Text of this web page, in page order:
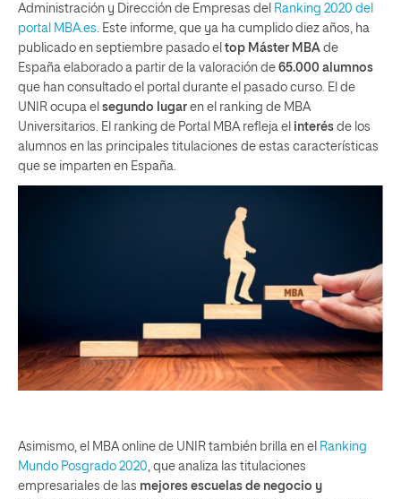
Administración y Dirección de Empresas del Ranking 2020 del
portal MBA.es . Este informe, que ya ha cumplido diez años, ha
publicado en septiembre pasado el top Máster MBA de
España elaborado a partir de la valoración de 65.000 alumnos
que han consultado el portal durante el pasado curso. El de
UNIR ocupa el segundo lugar en el ranking de MBA
Universitarios. El ranking de Portal MBA refleja el interés de los
alumnos en las principales titulaciones de estas características
que se imparten en España.
Asimismo, el MBA online de UNIR también brilla en el Ranking
Mundo Posgrado 2020, que analiza las titulaciones
empresariales de las mejores escuelas de negocio y